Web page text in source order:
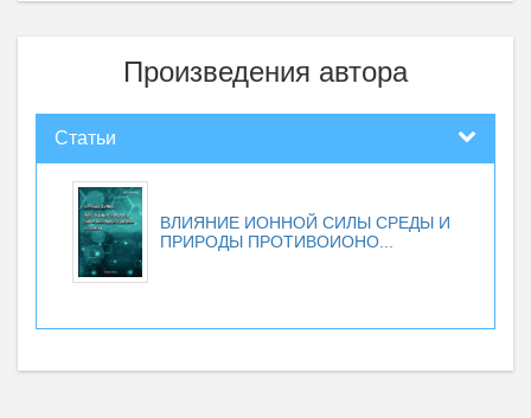
Произведения автора
Статьи
ВЛИЯНИЕ ИОННОЙ СИЛЫ СРЕДЫ И
ПРИРОДЫ ПРОТИВОИОНО...